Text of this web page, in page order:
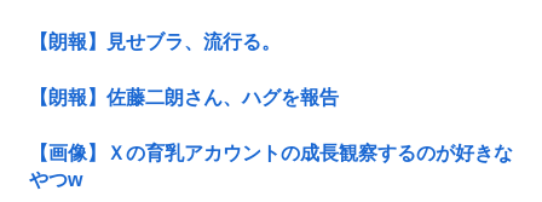
【朗報】見せブラ、流行る。
【朗報】佐藤二朗さん、ハグを報告
【画像】Ｘの育乳アカウントの成長観察するのが好きな
やつw